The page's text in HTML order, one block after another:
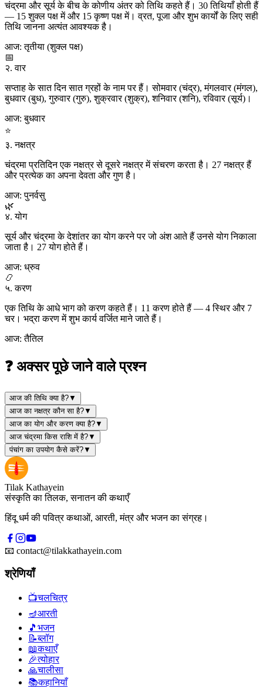
चंद्रमा और सूर्य के बीच के कोणीय अंतर को तिथि कहते हैं। 30 तिथियाँ होती हैं
— 15 शुक्ल पक्ष में और 15 कृष्ण पक्ष में। व्रत, पूजा और शुभ कार्यों के लिए सही
तिथि जानना अत्यंत आवश्यक है।
आज: तृतीया (शुक्ल पक्ष)
📅
२. वार
सप्ताह के सात दिन सात ग्रहों के नाम पर हैं। सोमवार (चंद्र), मंगलवार (मंगल),
बुधवार (बुध), गुरुवार (गुरु), शुक्रवार (शुक्र), शनिवार (शनि), रविवार (सूर्य)।
आज: बुधवार
⭐
३. नक्षत्र
चंद्रमा प्रतिदिन एक नक्षत्र से दूसरे नक्षत्र में संचरण करता है। 27 नक्षत्र हैं
और प्रत्येक का अपना देवता और गुण है।
आज: पुनर्वसु
🌿
४. योग
सूर्य और चंद्रमा के देशांतर का योग करने पर जो अंश आते हैं उनसे योग निकाला
जाता है। 27 योग होते हैं।
आज: ध्रुव
📿
५. करण
एक तिथि के आधे भाग को करण कहते हैं। 11 करण होते हैं — 4 स्थिर और 7
चर। भद्रा करण में शुभ कार्य वर्जित माने जाते हैं।
आज: तैतिल
❓ अक्सर पूछे जाने वाले प्रश्न
आज की तिथि क्या है?▼
आज का नक्षत्र कौन सा है?▼
आज का योग और करण क्या है?▼
आज चंद्रमा किस राशि में है?▼
पंचांग का उपयोग कैसे करें?▼
Tilak Kathayein
संस्कृति का तिलक, सनातन की कथाएँ
हिंदू धर्म की पवित्र कथाओं, आरती, मंत्र और भजन का संग्रह।
📧 contact@tilakkathayein.com
श्रेणियाँ
📺चलचित्र
🪔आरती
🎵 भजन
📝ब्लॉग
📖कथाएँ
🎉त्योहार
🙏चालीसा
📚कहानियाँ